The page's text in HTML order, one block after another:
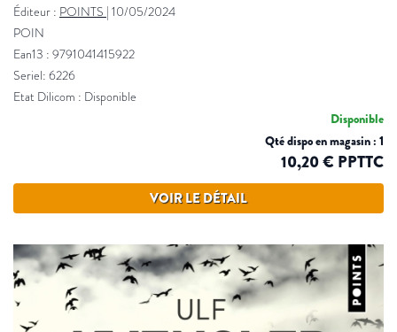
Éditeur : POINTS | 10/05/2024
POIN
Ean13 : 9791041415922
Seriel: 6226
Etat Dilicom : Disponible
Disponible
Qté dispo en magasin : 1
10,20 € PPTTC
VOIR LE DÉTAIL